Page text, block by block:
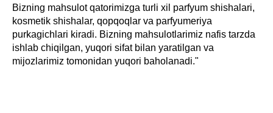
Bizning mahsulot qatorimizga turli xil parfyum shishalari,
kosmetik shishalar, qopqoqlar va parfyumeriya
purkagichlari kiradi. Bizning mahsulotlarimiz nafis tarzda
ishlab chiqilgan, yuqori sifat bilan yaratilgan va
mijozlarimiz tomonidan yuqori baholanadi."